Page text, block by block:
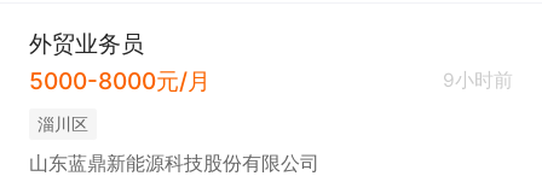
外贸业务员
5000-8000元/月
9小时前
淄川区
山东蓝鼎新能源科技股份有限公司